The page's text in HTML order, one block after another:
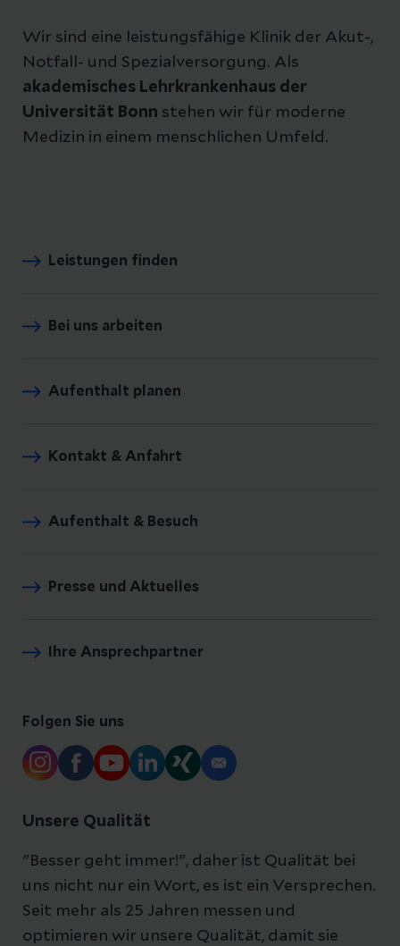
Wir sind eine leistungsfähige Klinik der Akut-,
Notfall- und Spezialversorgung. Als
akademisches Lehrkrankenhaus der
Universität Bonn stehen wir für moderne
Medizin in einem menschlichen Umfeld.
Leistungen finden
Bei uns arbeiten
Aufenthalt planen
Kontakt & Anfahrt
Aufenthalt & Besuch
Presse und Aktuelles
Ihre Ansprechpartner
Folgen Sie uns
Unsere Qualität
"Besser geht immer!", daher ist Qualität bei
uns nicht nur ein Wort, es ist ein Versprechen.
Seit mehr als 25 Jahren messen und
optimieren wir unsere Qualität, damit sie